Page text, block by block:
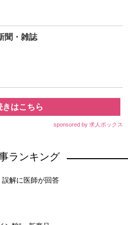
聞・雑誌
きはこちら
sponsored by 求人ボックス
ランキング
誤解に医師が回答